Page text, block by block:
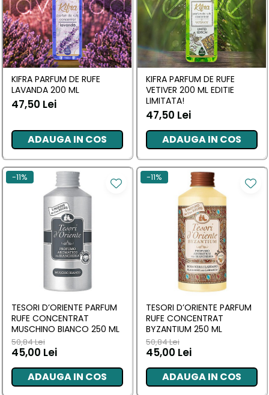
KIFRA PARFUM DE RUFE
LAVANDA 200 ML
47,50 Lei
ADAUGA IN COS
KIFRA PARFUM DE RUFE
VETIVER 200 ML EDITIE
LIMITATA!
47,50 Lei
ADAUGA IN COS
-11%
TESORI D’ORIENTE PARFUM
RUFE CONCENTRAT
MUSCHINO BIANCO 250 ML
50,84 Lei
45,00 Lei
ADAUGA IN COS
-11%
TESORI D’ORIENTE PARFUM
RUFE CONCENTRAT
BYZANTIUM 250 ML
50,84 Lei
45,00 Lei
ADAUGA IN COS